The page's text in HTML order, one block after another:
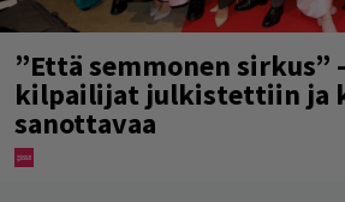
”Että semmonen sirkus”
kilpailijat julkistettiin ja
sanottavaa